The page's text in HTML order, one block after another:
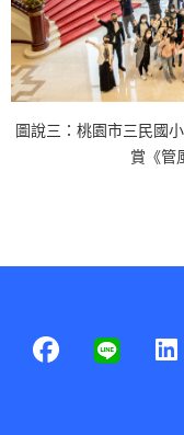
圖說三：桃園市三民國
賞《管